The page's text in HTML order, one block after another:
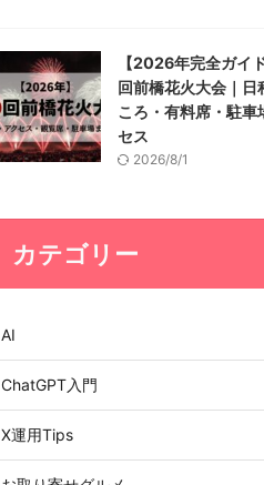
【2026年完全ガイ
回前橋花火大会｜日
ころ・有料席・駐車
セス
2026/8/1
カテゴリー
AI
ChatGPT入門
X運用Tips